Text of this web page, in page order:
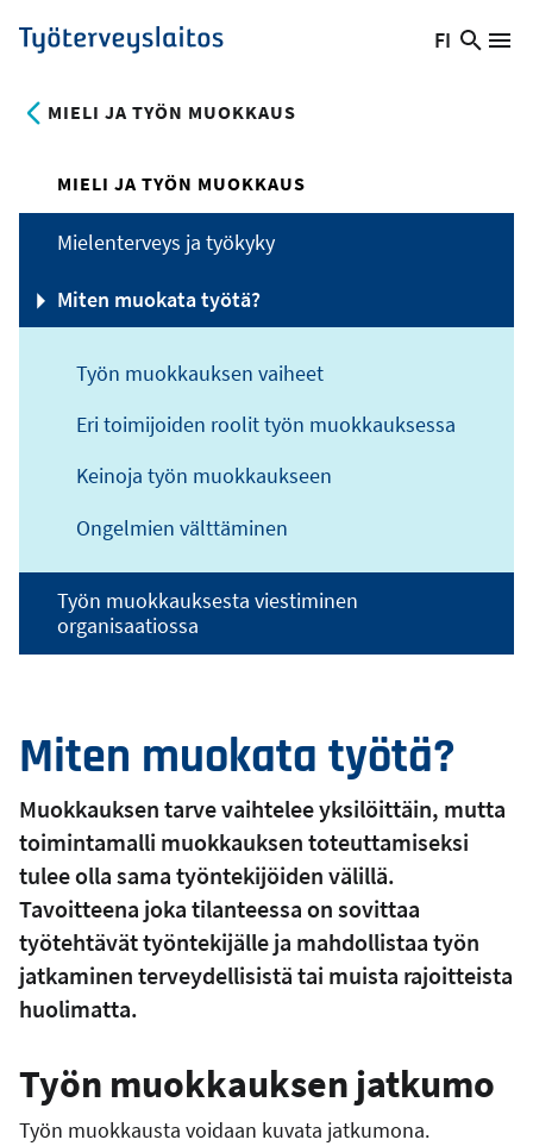
Hyppää
pääsisältöön
Työterveyslaitos
Vaihda
FI
Hae
MIELI JA TYÖN MUOKKAUS
Miten muokata työtä?
Muokkauksen tarve vaihtelee yksilöittäin, mutta
toimintamalli muokkauksen toteuttamiseksi
tulee olla sama työntekijöiden välillä.
Tavoitteena joka tilanteessa on sovittaa
työtehtävät työntekijälle ja mahdollistaa työn
jatkaminen terveydellisistä tai muista rajoitteista
huolimatta.
Työn muokkauksen jatkumo
Työn muokkausta voidaan kuvata jatkumona.
MIELI JA TYÖN MUOKKAUS
Mielenterveys ja työkyky
Miten muokata työtä?
Työn muokkauksen vaiheet
Eri toimijoiden roolit työn muokkauksessa
Keinoja työn muokkaukseen
Ongelmien välttäminen
Työn muokkauksesta viestiminen
organisaatiossa